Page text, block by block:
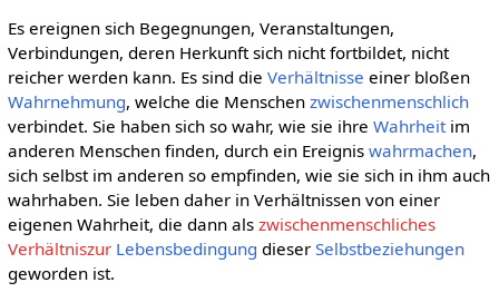
Es ereignen sich Begegnungen, Veranstaltungen,
Verbindungen, deren Herkunft sich nicht fortbildet, nicht
reicher werden kann. Es sind die Verhältnisse einer bloßen
Wahrnehmung, welche die Menschen zwischenmenschlich
verbindet. Sie haben sich so wahr, wie sie ihre Wahrheitim
anderen Menschen finden, durch ein Ereignis wahrmachen,
sich selbst im anderen so empfinden, wie sie sich in ihm auch
wahrhaben. Sie leben daher in Verhältnissen von einer
eigenen Wahrheit, die dann als zwischenmenschliches
Verhältniszur Lebensbedingung dieser Selbstbeziehungen
geworden ist.